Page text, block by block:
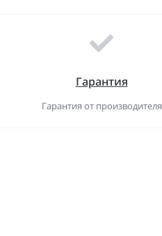
Гарантия
Гарантия от производителя